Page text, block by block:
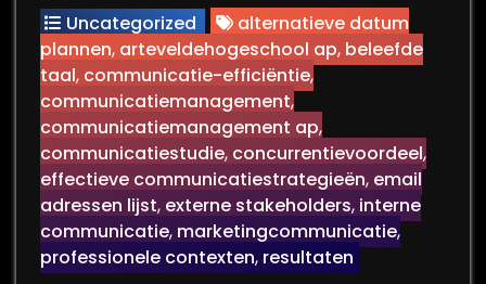
Uncategorized
alternatieve datum
plannen, arteveldehogeschool ap, beleefde
taal, communicatie-efficiëntie,
communicatiemanagement,
communicatiemanagement ap,
communicatiestudie, concurrentievoordeel,
effectieve communicatiestrategieën, email
adressen lijst, externe stakeholders, interne
communicatie, marketingcommunicatie,
professionele contexten, resultaten